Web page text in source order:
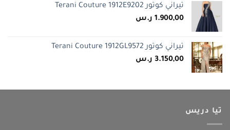
تيراني كوتور Terani Couture 1912E9202
1.900,00 ر.س
تيراني كوتور Terani Couture 1912GL9572
3.150,00 ر.س
تيا دريس